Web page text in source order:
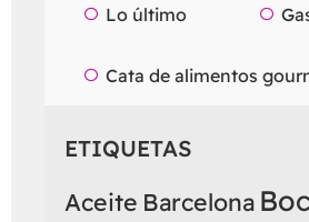
Lo último
Cata de alimentos
ETIQUETAS
Aceite Barcelona